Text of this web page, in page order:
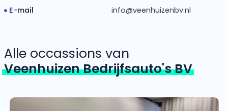
E-mail
info@veenhuizenbv.nl
Alle occassions van
Veenhuizen Bedrijfsauto's BV